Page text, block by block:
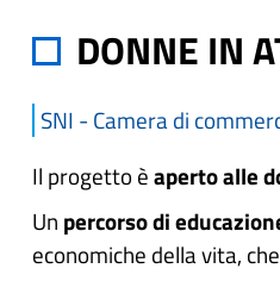
DONNE IN
SNI - Camera di
Il progetto èaperto alle
Un percorso di
economiche della vita,